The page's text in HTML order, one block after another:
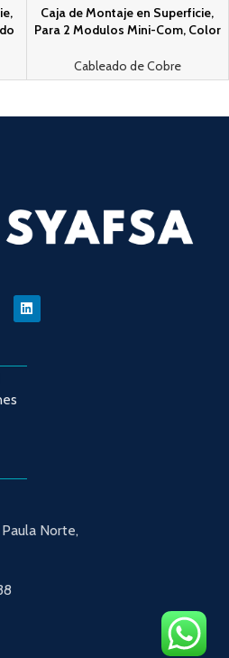
Caja de Montaje en Superficie,
Para 2 Modulos Mini-Com, Color
Cableado de Cobre
Norte,